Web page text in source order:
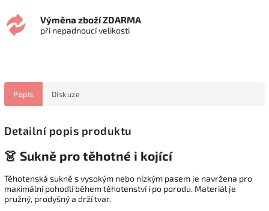
Výměna zboží ZDARMA
při nepadnoucí velikosti
Popis Diskuze
Detailní popis produktu
👗 Sukně pro těhotné i kojící
Těhotenská sukně s vysokým nebo nízkým pasem je navržena pro
maximální pohodlí během těhotenství i po porodu. Materiál je
pružný, prodyšný a drží tvar.